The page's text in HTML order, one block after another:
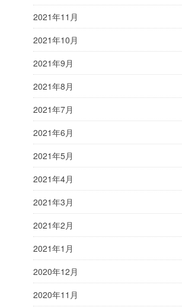
2021年11月
2021年10月
2021年9月
2021年8月
2021年7月
2021年6月
2021年5月
2021年4月
2021年3月
2021年2月
2021年1月
2020年12月
2020年11月